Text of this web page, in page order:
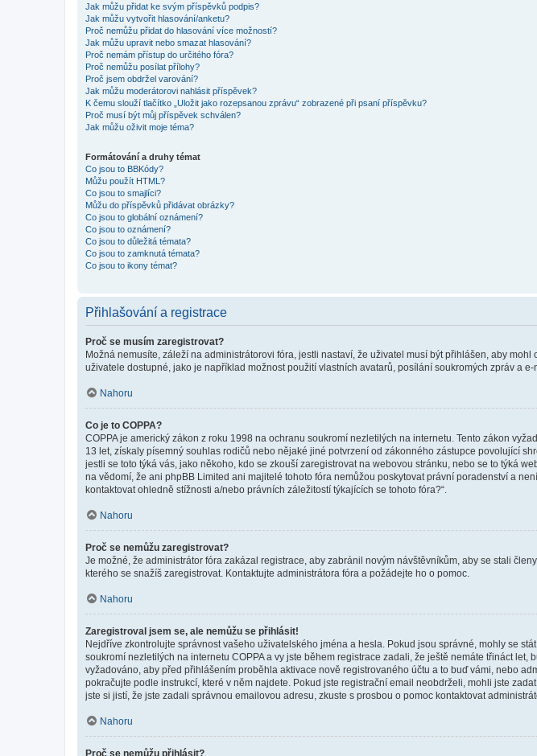
Jak můžu přidat ke svým příspěvků podpis?
Jak můžu vytvořit hlasování/anketu?
Proč nemůžu přidat do hlasování více možností?
Jak můžu upravit nebo smazat hlasování?
Proč nemám přístup do určitého fóra?
Proč nemůžu posílat přílohy?
Proč jsem obdržel varování?
Jak můžu moderátorovi nahlásit příspěvek?
K čemu slouží tlačítko „Uložit jako rozepsanou zprávu“ zobrazené při psaní příspěvku?
Proč musí být můj příspěvek schválen?
Jak můžu oživit moje téma?
Formátování a druhy témat
Co jsou to BBKódy?
Můžu použít HTML?
Co jsou to smajlíci?
Můžu do příspěvků přidávat obrázky?
Co jsou to globální oznámení?
Co jsou to oznámení?
Co jsou to důležitá témata?
Co jsou to zamknutá témata?
Co jsou to ikony témat?
Přihlašování a registrace
Proč se musím zaregistrovat?
Možná nemusíte, záleží na administrátorovi fóra, jestli nastaví, že uživatel musí být přihlášen, aby
uživatele dostupné, jako je například možnost použití vlastních avatarů, posílání soukromých zpráv a
Nahoru
Co je to COPPA?
COPPA je americký zákon z roku 1998 na ochranu soukromí nezletilých na internetu. Tento zákon
13 let, získaly písemný souhlas rodičů nebo nějaké jiné potvrzení od zákonného zástupce povolující
jestli se toto týká vás, jako někoho, kdo se zkouší zaregistrovat na webovou stránku, nebo se to týká
na vědomí, že ani phpBB Limited ani majitelé tohoto fóra nemůžou poskytovat právní poradenství a
kontaktovat ohledně stížnosti a/nebo právních záležitostí týkajících se tohoto fóra?“.
Nahoru
Proč se nemůžu zaregistrovat?
Je možné, že administrátor fóra zakázal registrace, aby zabránil novým návštěvníkům, aby se stali
kterého se snažíš zaregistrovat. Kontaktujte administrátora fóra a požádejte ho o pomoc.
Nahoru
Zaregistroval jsem se, ale nemůžu se přihlásit!
Nejdříve zkontrolujte správnost vašeho uživatelského jména a hesla. Pokud jsou správné, mohly se
soukromí nezletilých na internetu COPPA a vy jste během registrace zadali, že ještě nemáte třináct
vyžadováno, aby před přihlášením proběhla aktivace nově registrovaného účtu a to buď vámi, nebo
pokračujte podle instrukcí, které v něm najdete. Pokud jste registrační email neobdrželi, mohli jste
jste si jistí, že jste zadali správnou emailovou adresu, zkuste s prosbou o pomoc kontaktovat
Nahoru
Proč se nemůžu přihlásit?